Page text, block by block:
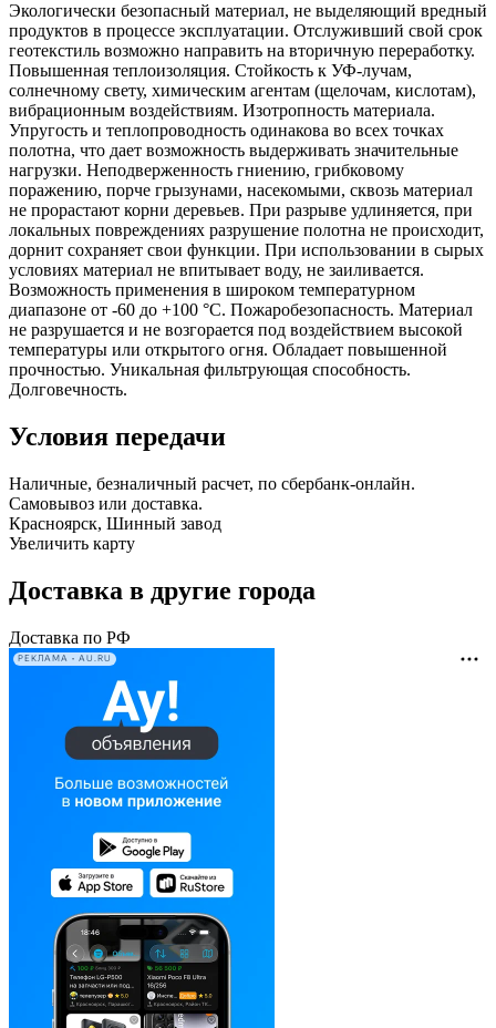
Экологически безопасный материал, не выделяющий вредный
продуктов в процессе эксплуатации. Отслуживший свой срок
геотекстиль возможно направить на вторичную переработку.
Повышенная теплоизоляция. Стойкость к УФ-лучам,
солнечному свету, химическим агентам (щелочам, кислотам),
вибрационным воздействиям. Изотропность материала.
Упругость и теплопроводность одинакова во всех точках
полотна, что дает возможность выдерживать значительные
нагрузки. Неподверженность гниению, грибковому
поражению, порче грызунами, насекомыми, сквозь материал
не прорастают корни деревьев. При разрыве удлиняется, при
локальных повреждениях разрушение полотна не происходит,
дорнит сохраняет свои функции. При использовании в сырых
условиях материал не впитывает воду, не заиливается.
Возможность применения в широком температурном
диапазоне от -60 до +100 °С. Пожаробезопасность. Материал
не разрушается и не возгорается под воздействием высокой
температуры или открытого огня. Обладает повышенной
прочностью. Уникальная фильтрующая способность.
Долговечность.
Условия передачи
Наличные, безналичный расчет, по сбербанк-онлайн.
Самовывоз или доставка.
Красноярск, Шинный завод
Увеличить карту
Доставка в другие города
Доставка по РФ
РЕКЛАМА • AU.RU